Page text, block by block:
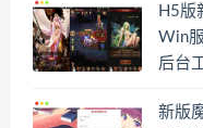
H5版
Win
后台
新版